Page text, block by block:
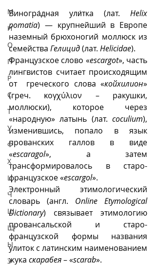
М
Н
О
П
Р
С
Т
У
Ф
Х
Ц
Ч
Ш
Щ
Ы
Э
Виногра́дная ули́тка (лат. Helix
pomatia) — крупнейший в Европе
наземный брюхоногий моллюск из
семейства Гелицид (лат. Helicidae).
Французское слово «escargot», часть
лингвистов считает происходящим
от  греческого слова «койхилион»
(греч. κογχύλιον – ракушки,
моллюски), которое через
«народную» латынь (лат. coculium),
изменившись, попало в язык
прованских галлов в виде
«escaragol», а затем
трансформировалось в старо-
французское «escargol».
Электронный этимологический
словарь (англ. Online Etymological
Dictionary) связывает этимологию
провансальской и старо-
французской формы названия
улиток с латинским наименованием
жука скарабея – «scarab».